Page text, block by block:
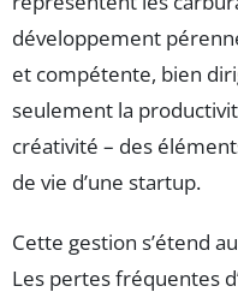
développement
et compétente, bien
seulement la
créativité – des
de vie d’une startup.
Cette gestion s’étend
Les pertes fréquentes